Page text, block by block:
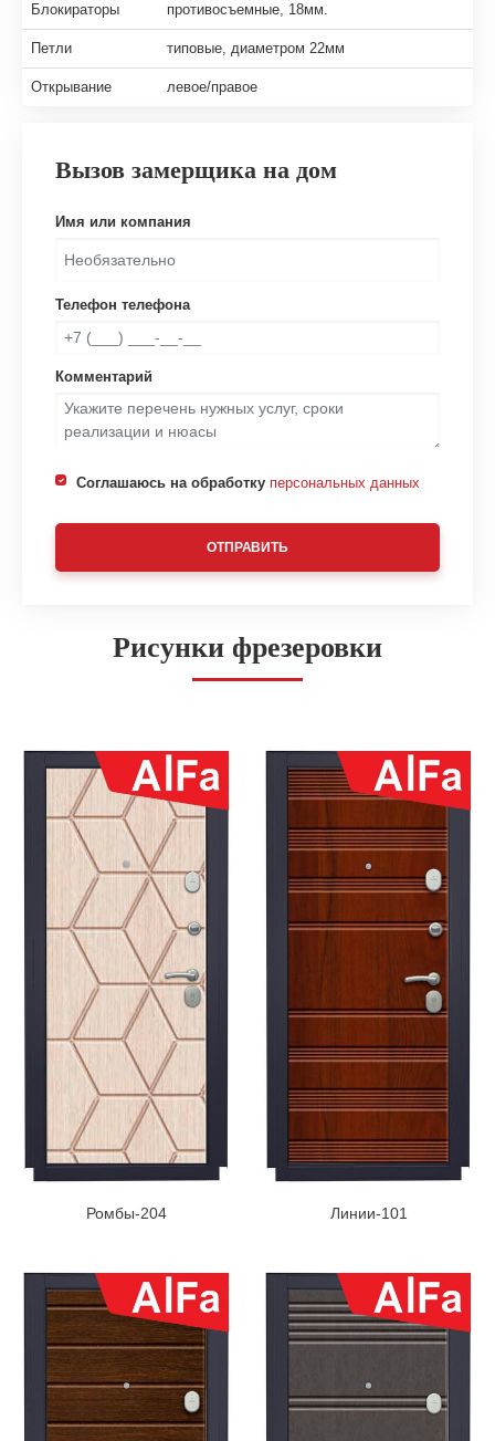
Блокираторы противосъемные, 18мм.
Петли типовые, диаметром 22мм
Открывание левое/правое
Вызов замерщика на дом
Имя или компания
Телефон телефона
Комментарий
Соглашаюсь на обработку персональных данных
ОТПРАВИТЬ
Рисунки фрезеровки
Ромбы-204 Линии-101